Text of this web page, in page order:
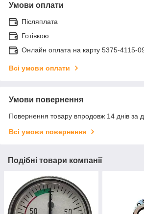
Умови оплати
Післяплата
Готівкою
Онлайн оплата на карту 5375-4115-
Всі умови оплати
Умови повернення
Повернення товару впродовж 14 днів за
Всі умови повернення
Подібні товари компанії